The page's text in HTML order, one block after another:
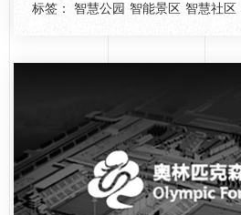
标签： 智慧公园 智能景区 智慧社区